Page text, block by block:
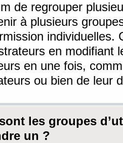
de regrouper
à plusieurs
individuelles.
en modifiant
en une fois,
ou bien de leur
les groupes
un ?